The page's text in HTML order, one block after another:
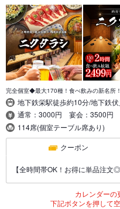
完全個室◆最大170種！食べ飲みの新名所！
地下鉄栄駅徒歩約10分/地下鉄
通常：3000円 宴会：3500円
114席(個室テーブル席あり)
クーポン
【全時間帯OK！お得に単品注
カレンダーの
下記ボタンを押して